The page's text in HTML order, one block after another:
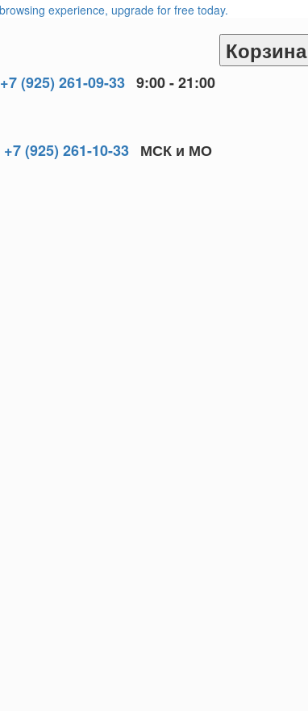
Корзина
+7 (925) 261-09-33 9:00 - 21:00
+7 (925) 261-10-33 МСК и МО